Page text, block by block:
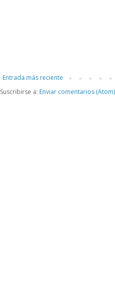
Entrada más reciente
Suscribirse a: Enviar comentarios (Atom)